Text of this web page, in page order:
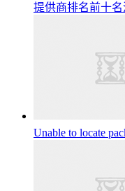
提供商排名前十
Unable to locate